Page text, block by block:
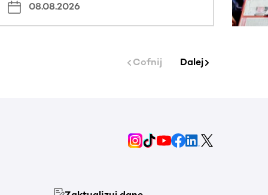
08.08.2026
Cofnij Dalej